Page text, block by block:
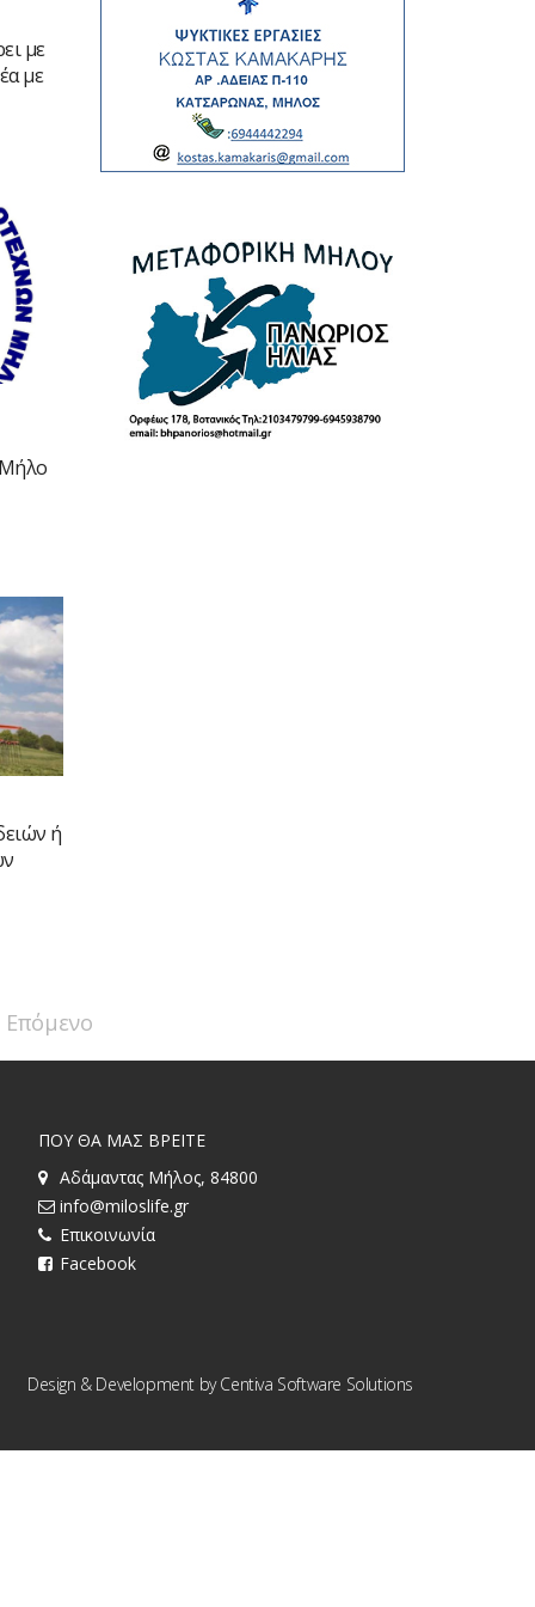
με
με
ή
Επόμενο
ΠΟΥ ΘΑ ΜΑΣ ΒΡΕΙΤΕ
Αδάμαντας Μήλος, 84800
info@miloslife.gr
Επικοινωνία
Facebook
Design & Development byCentiva Software Solutions